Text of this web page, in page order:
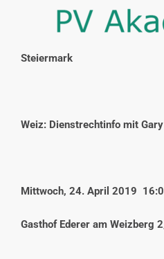
Steiermark
Weiz: Dienstrechtinfo mit
Mittwoch, 24. April 2019
Gasthof Ederer am Weizberg